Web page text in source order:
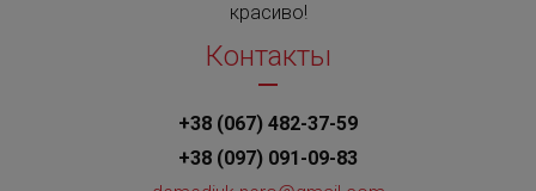
красиво!
Контакты
+38 (067) 482-37-59
+38 (097) 091-09-83